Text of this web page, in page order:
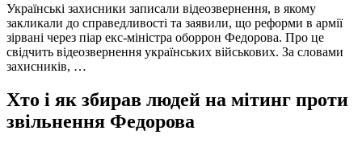
Українські захисники записали відеозвернення, в якому
закликали до справедливості та заявили, що реформи в армії
зірвані через піар екс-міністра оборрон Федорова. Про це
свідчить відеозвернення українських військових. За словами
захисників, …
Хто і як збирав людей на мітинг проти
звільнення Федорова